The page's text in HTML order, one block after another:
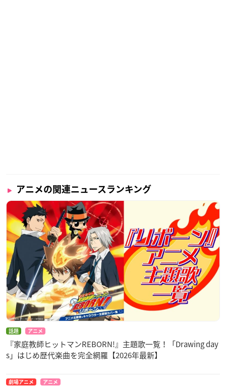
アニメの関連ニュースランキング
話題 アニメ
『家庭教師ヒットマンREBORN!』主題歌一覧！「Drawing day
s」はじめ歴代楽曲を完全網羅【2026年最新】
劇場アニメ アニメ